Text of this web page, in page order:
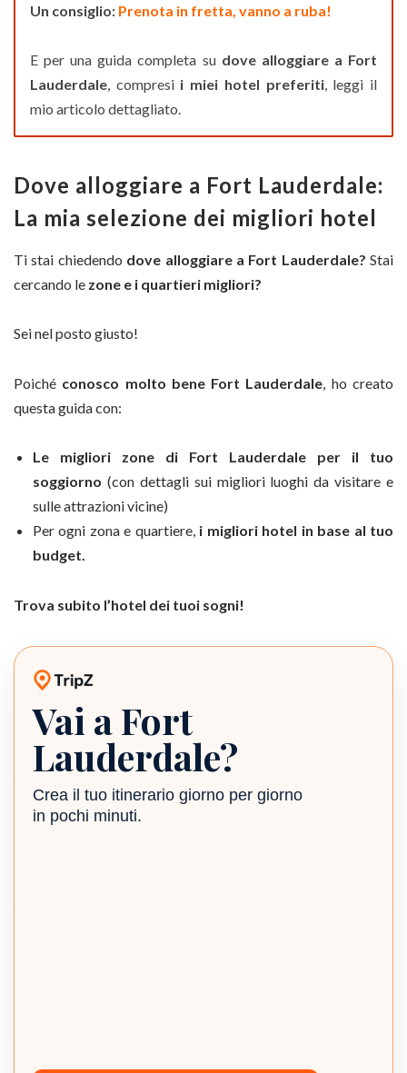
Un consiglio: Prenota in fretta, vanno a ruba!
E per una guida completa su dove alloggiare a Fort
Lauderdale, compresii miei hotel preferiti, leggi il
mio articolo dettagliato.
Dove alloggiare a Fort Lauderdale:
La mia selezione dei migliori hotel
Ti stai chiedendo dove alloggiare a Fort Lauderdale? Stai
cercando le zone e i quartieri migliori?
Sei nel posto giusto!
Poiché conosco molto bene Fort Lauderdale , ho creato
questa guida con:
Le migliori zone di Fort Lauderdale per il tuo
soggiorno (con dettagli sui migliori luoghi da visitare e
sulle attrazioni vicine)
Per ogni zona e quartiere, i migliori hotel in base al tuo
budget.
Trova subito l’hotel dei tuoi sogni!
Planner di viaggio TripZ
Vai a Fort
Lauderdale?
Crea il tuo itinerario giorno per giorno
in pochi minuti.